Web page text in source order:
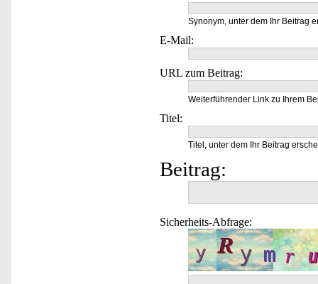
Synonym, unter dem Ihr Beitrag
E-Mail:
URL zum Beitrag:
Weiterführender Link zu Ihrem
Titel:
Titel, unter dem Ihr Beitrag
Beitrag:
Sicherheits-Abfrage: